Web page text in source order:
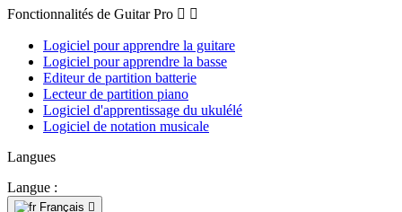
Fonctionnalités de Guitar Pro  
Logiciel pour apprendre la guitare
Logiciel pour apprendre la basse
Editeur de partition batterie
Lecteur de partition piano
Logiciel d'apprentissage du ukulélé
Logiciel de notation musicale
Langues
Langue :
Français 